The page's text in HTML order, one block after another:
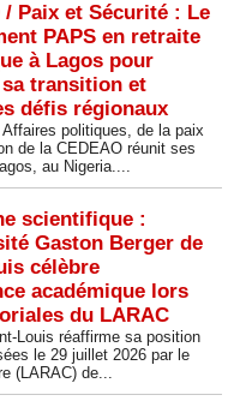
/ Paix et Sécurité : Le
PAPS en retraite
à Lagos pour
transition et
défis régionaux
politiques, de la paix
de la CEDEAO réunit ses
au Nigeria....
scientifique :
Gaston Berger de
célèbre
académique lors
du LARAC
Louis réaffirme sa position
le 29 juillet 2026 par le
(LARAC) de...